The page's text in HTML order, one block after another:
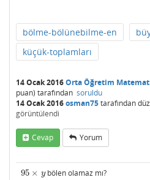
bölme-bölünebilme-en
küçük-toplamları
14 Ocak 2016Orta Öğretim
puan) tarafından soruldu
14 Ocak 2016osman75tarafından
görüntülendi
Cevap Yorum
95 × y
95 ×y bölen olamaz mı?